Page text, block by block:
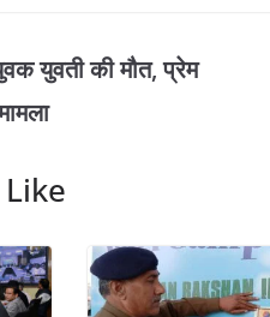
युवती की मौत, प्रेम